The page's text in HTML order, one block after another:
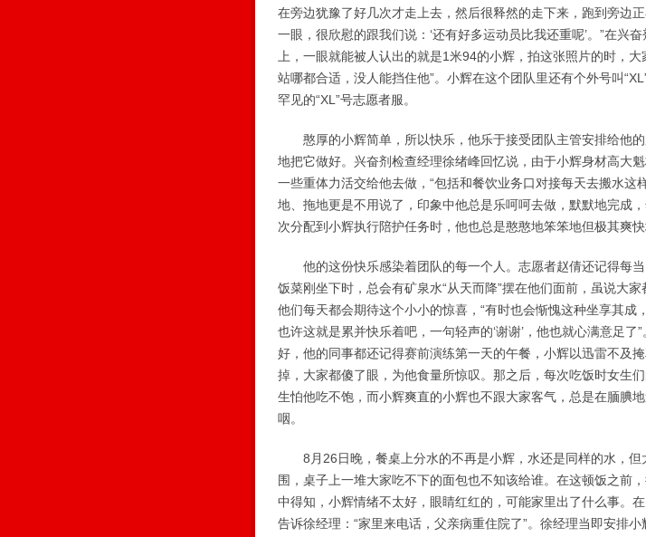
在旁边犹豫了好几次才走上去，然后很释然的走下来，跑到旁边
一眼，很欣慰的跟我们说：‘还有好多运动员比我还重呢’。”在兴
上，一眼就能被人认出的就是1米94的小辉，拍这张照片的时，
站哪都合适，没人能挡住他”。小辉在这个团队里还有个外号叫
罕见的“XL”号志愿者服。
憨厚的小辉简单，所以快乐，他乐于接受团队主管安排给他的
地把它做好。兴奋剂检查经理徐绪峰回忆说，由于小辉身材高大
一些重体力活交给他去做，“包括和餐饮业务口对接每天去搬水这
地、拖地更是不用说了，印象中他总是乐呵呵去做，默默地完成
次分配到小辉执行陪护任务时，他也总是憨憨地笨笨地但极其爽
他的这份快乐感染着团队的每一个人。志愿者赵倩还记得每当
饭菜刚坐下时，总会有矿泉水“从天而降”摆在他们面前，虽说大
他们每天都会期待这个小小的惊喜，“有时也会惭愧这种坐享其成
也许这就是累并快乐着吧，一句轻声的‘谢谢’，他也就心满意足了
好，他的同事都还记得赛前演练第一天的午餐，小辉以迅雷不及
掉，大家都傻了眼，为他食量所惊叹。那之后，每次吃饭时女生
生怕他吃不饱，而小辉爽直的小辉也不跟大家客气，总是在腼腆
咽。
8月26日晚，餐桌上分水的不再是小辉，水还是同样的水，但
围，桌子上一堆大家吃不下的面包也不知该给谁。在这顿饭之前
中得知，小辉情绪不太好，眼睛红红的，可能家里出了什么事。
告诉徐经理：“家里来电话，父亲病重住院了”。徐经理当即安排